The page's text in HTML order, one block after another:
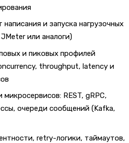
и запуска нагрузочных
или аналоги)
и пиковых профилей
throughput, latency и
микросервисов: REST, gRPC,
очереди сообщений (Kafka,
retry-логики, таймаутов,